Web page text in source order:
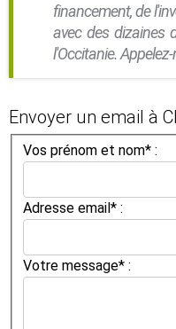
financement, de
avec des dizaines
l'Occitanie.
Envoyer un email à
Vos prénom et nom* :
Adresse email* :
Votre message* :